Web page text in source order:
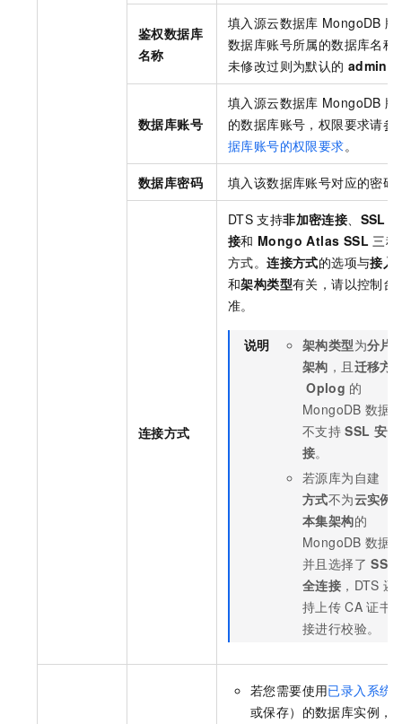
鉴权数据库
名称
填入源云数据库 MongoDB 版
数据库账号所属的数据库名称
未修改过则为默认的 admin
数据库账号
填入源云数据库 MongoDB 版
的数据库账号，权限要求请参
据库账号的权限要求。
数据库密码 填入该数据库账号对应的密码
连接方式
DTS 支持非加密连接 SSL
接和 Mongo Atlas SSL 三
方式。连接方式的选项与接入
和架构类型有关，请以控制台
准。
说明 架构类型为分片
架构 ，且 迁移方
Oplog 的
MongoDB 数据
不支持 SSL 安
接。
若源库为自建（
方式不为云实例
本集架构的
MongoDB 数据
并且选择了 SSL
全连接 ，DTS 还
持上传 CA 证书
接进行校验。
若您需要使用已录入系统
或保存）的数据库实例，